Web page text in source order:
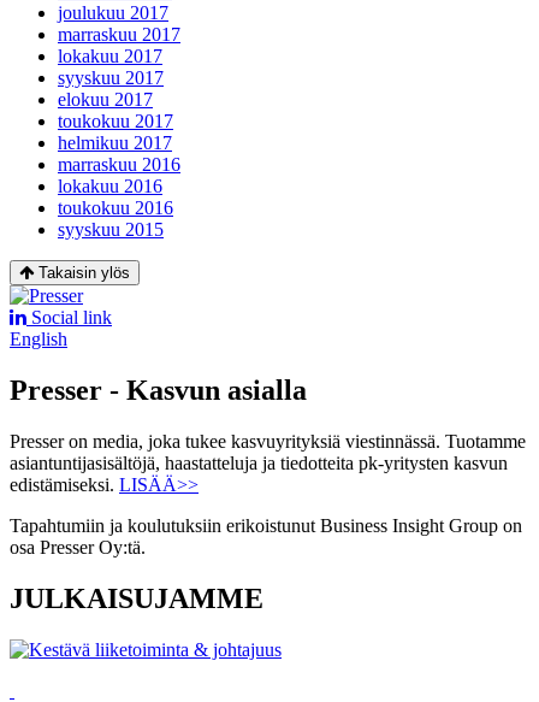
joulukuu 2017
marraskuu 2017
lokakuu 2017
syyskuu 2017
elokuu 2017
toukokuu 2017
helmikuu 2017
marraskuu 2016
lokakuu 2016
toukokuu 2016
syyskuu 2015
Takaisin ylös
Social link
English
Presser - Kasvun asialla
Presser on media, joka tukee kasvuyrityksiä viestinnässä. Tuotamme
asiantuntijasisältöjä, haastatteluja ja tiedotteita pk-yritysten kasvun
edistämiseksi. LISÄÄ>>
Tapahtumiin ja koulutuksiin erikoistunut Business Insight Group on
osa Presser Oy:tä.
JULKAISUJAMME